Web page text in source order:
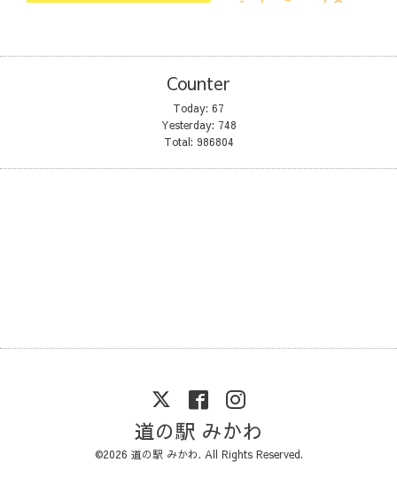
Counter
Today: 67
Yesterday: 748
Total: 986804
道の駅 みかわ
©2026 道の駅 みかわ. All Rights Reserved.